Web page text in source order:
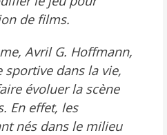
de films.
Avril G. Hoffmann,
sportive dans la vie,
évoluer la scène
En effet, les
nés dans le milieu